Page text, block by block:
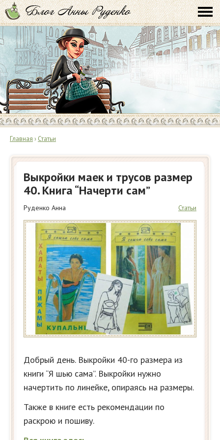
Главная › Статьи
Выкройки маек и трусов размер
40. Книга “Начерти сам”
Руденко Анна Статьи
Добрый день. Выкройки 40-го размера из
книги “Я шью сама”. Выкройки нужно
начертить по линейке, опираясь на размеры.
Также в книге есть рекомендации по
раскрою и пошиву.